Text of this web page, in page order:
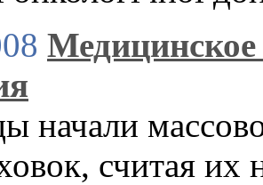
Медицинское
начали
считая их